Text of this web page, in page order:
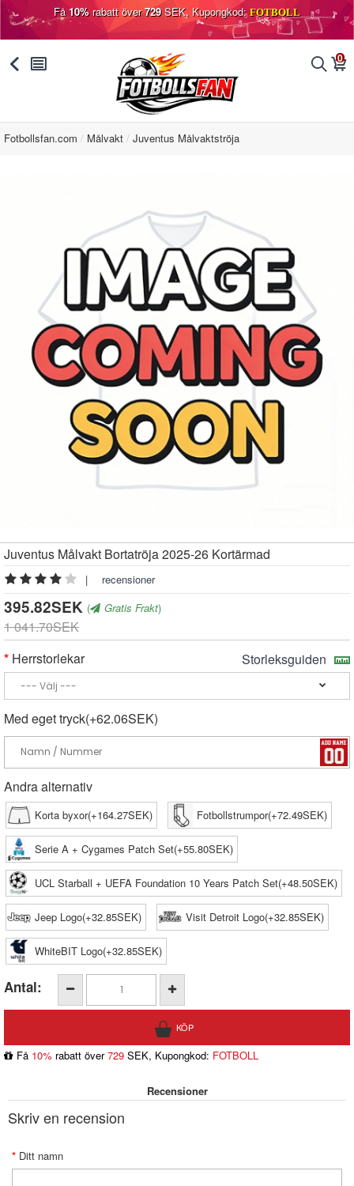
Få10%rabatt över729SEK, Kupongkod: FOTBOLL
󰅯 󰂩 󰂨 0
󰃦
Fotbollsfan.com Målvakt Juventus Målvaktströja
Juventus Målvakt Bortatröja 2025-26 Kortärmad
| recensioner
395.82SEK ( Gratis Frakt)
1 041.70SEK
Herrstorlekar
Storleksguiden
Med eget tryck(+62.06SEK)
Andra alternativ
Korta byxor(+164.27SEK) Fotbollstrumpor(+72.49SEK)
Serie A + Cygames Patch Set(+55.80SEK)
UCL Starball + UEFA Foundation 10 Years Patch Set(+48.50SEK)
Jeep Logo(+32.85SEK) Visit Detroit Logo(+32.85SEK)
WhiteBIT Logo(+32.85SEK)
Antal:
Få 10% rabatt över729 SEK, Kupongkod: FOTBOLL
Recensioner
Skriv en recension
Ditt namn